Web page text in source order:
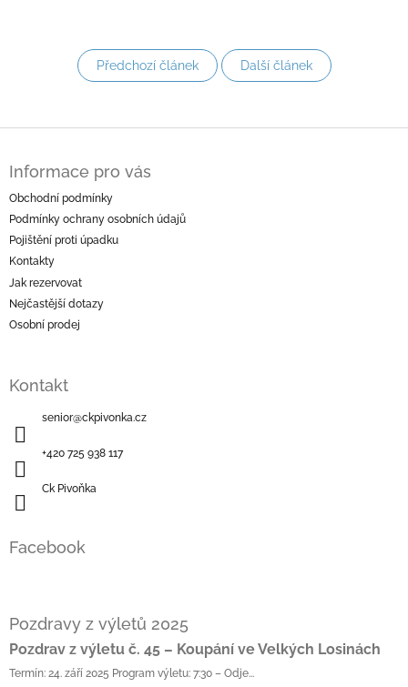
Předchozí článek Další článek
Informace pro vás
Obchodní podmínky
Podmínky ochrany osobních údajů
Pojištění proti úpadku
Kontakty
Jak rezervovat
Nejčastější dotazy
Osobní prodej
Kontakt
senior@ckpivonka.cz
+420 725 938 117
Ck Pivoňka
Facebook
Pozdravy z výletů 2025
Pozdrav z výletu č. 45 – Koupání ve Velkých Losinách
Termín: 24. září 2025 Program výletu: 7:30 – Odje...